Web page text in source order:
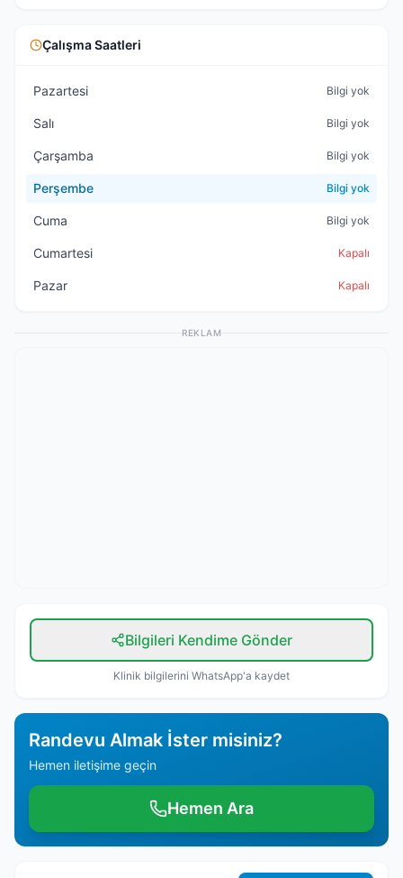
Çalışma Saatleri
Pazartesi Bilgi yok
Salı Bilgi yok
Çarşamba Bilgi yok
Perşembe Bilgi yok
Cuma Bilgi yok
Cumartesi Kapalı
Pazar Kapalı
REKLAM
Bilgileri Kendime Gönder
Klinik bilgilerini WhatsApp'a kaydet
Randevu Almak İster misiniz?
Hemen iletişime geçin
Hemen Ara